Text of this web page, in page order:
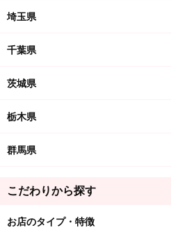
埼玉県
千葉県
茨城県
栃木県
群馬県
こだわりから探す
お店のタイプ・特徴